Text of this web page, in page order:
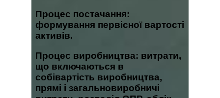
Процес постачання:
формування первісної вартості
активів.
Процес виробництва: витрати,
що включаються в
собівартість виробництва,
прямі і загальновиробничі